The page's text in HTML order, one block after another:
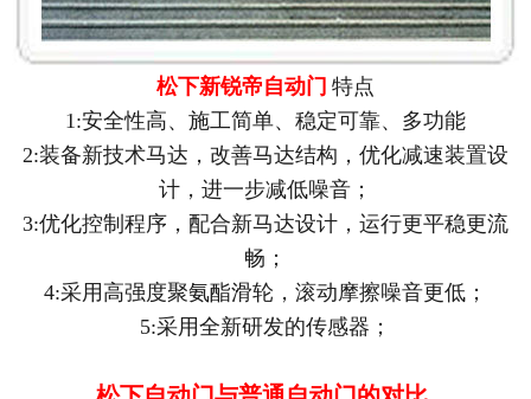
松下新锐帝自动门 特点
1:安全性高、施工简单、稳定可靠、多功能
2:装备新技术马达，改善马达结构，优化减速装置设
计，进一步减低噪音；
3:优化控制程序，配合新马达设计，运行更平稳更流
畅；
4:采用高强度聚氨酯滑轮，滚动摩擦噪音更低；
5:采用全新研发的传感器；